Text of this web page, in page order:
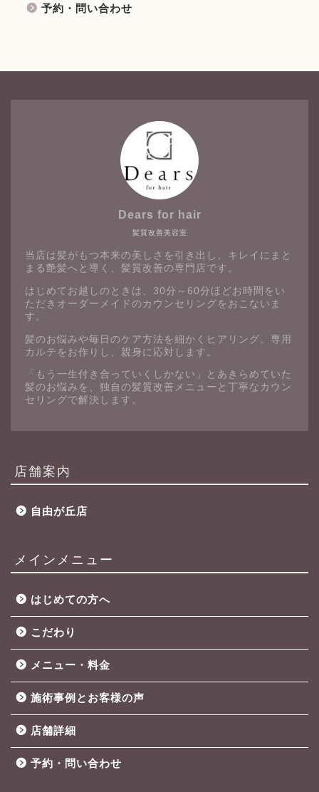
予約・問い合わせ
髪質改善美容室
Dears for hair
当店は髪がもつ本来の美しさを引き出し、キレイにまと
まる艶髪へと導く、髪質改善の専門店です。
はじめてお越しのときは、30分～60分ほどお時間をい
ただきオーダーメイドのカウンセリングをおこないま
す。
髪のお悩みや毎日のケア方法を細かくヒアリング。専用
カルテをお作りし、親身に応対します。
「もう一生付き合っていくしかない」とあきらめていた
髪のお悩みを、独自の髪質改善メニューと丁寧なカウン
セリングで解決します。
店舗案内
自由が丘店
メインメニュー
はじめての方へ
こだわり
メニュー・料金
施術事例とお客様の声
店舗詳細
予約・問い合わせ